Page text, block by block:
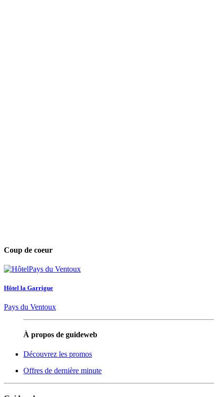
Coup de coeur
Hôtel la Garrigue
Pays du Ventoux
À propos de guideweb
Découvrez les promos
Offres de dernière minute